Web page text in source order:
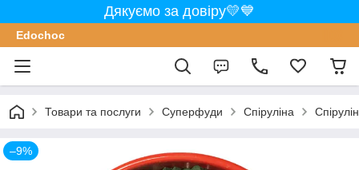
Дякуємо за довіру💛💙
Edochoс
Товари та послуги Суперфуди Спіруліна
–9%